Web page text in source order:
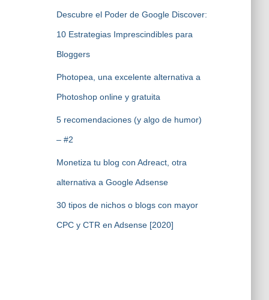
Descubre el Poder de Google Discover:
10 Estrategias Imprescindibles para
Bloggers
Photopea, una excelente alternativa a
Photoshop online y gratuita
5 recomendaciones (y algo de humor)
– #2
Monetiza tu blog con Adreact, otra
alternativa a Google Adsense
30 tipos de nichos o blogs con mayor
CPC y CTR en Adsense [2020]